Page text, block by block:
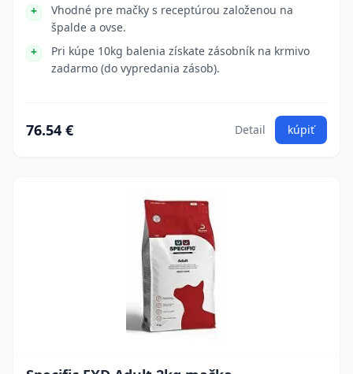
Vhodné pre mačky s receptúrou založenou na
špalde a ovse.
Pri kúpe 10kg balenia získate zásobník na krmivo
zadarmo (do vypredania zásob).
76.54 € Detail kúpiť